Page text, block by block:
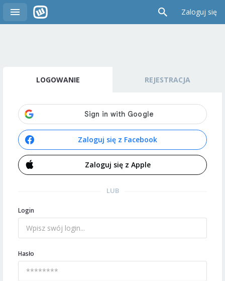
Zaloguj się
LOGOWANIE REJESTRACJA
Zaloguj się z Facebook
Zaloguj się z Apple
LUB
Login
Hasło